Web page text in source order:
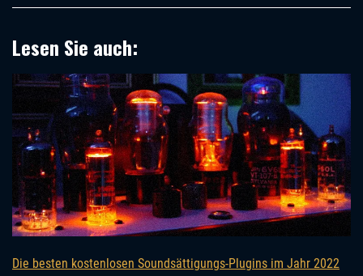
Lesen Sie auch:
Die besten kostenlosen Soundsättigungs-Plugins im Jahr 2022